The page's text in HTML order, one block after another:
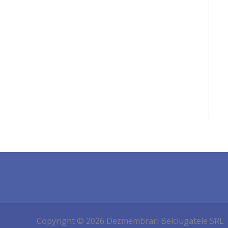
Copyright © 2026 Dezmembrari Belciugatele SRL